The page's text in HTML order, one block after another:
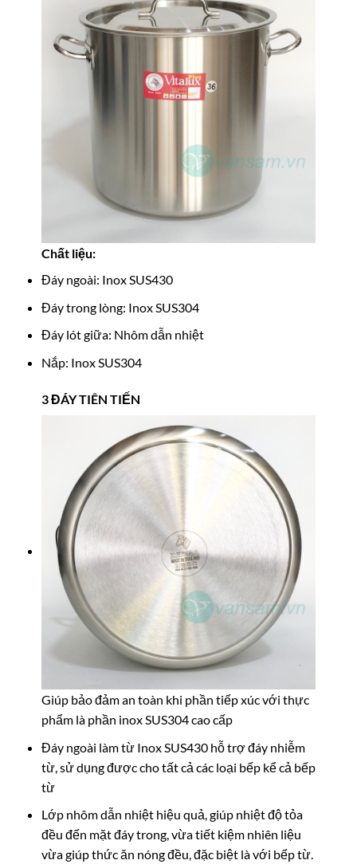
Chất liệu:
Đáy ngoài: Inox SUS430
Đáy trong lòng: Inox SUS304
Đáy lót giữa: Nhôm dẫn nhiệt
Nắp: Inox SUS304
3 ĐÁY TIÊN TIẾN
Giúp bảo đảm an toàn khi phần tiếp xúc với thực
phẩm là phần inox SUS304 cao cấp
Đáy ngoài làm từ Inox SUS430 hỗ trợ đáy nhiễm
từ, sử dụng được cho tất cả các loại bếp kể cả bếp
từ
Lớp nhôm dẫn nhiệt hiệu quả, giúp nhiệt độ tỏa
đều đến mặt đáy trong, vừa tiết kiệm nhiên liệu
vừa giúp thức ăn nóng đều, đặc biệt là với bếp từ.